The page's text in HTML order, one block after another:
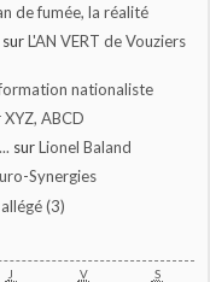
de fumée, la réalité
surL'AN VERT de Vouziers
nationaliste
XYZ, ABCD
surLionel Baland
Synergies
(3)
J V S